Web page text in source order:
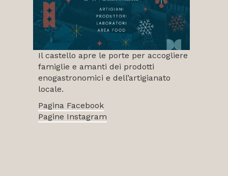
Il castello apre le porte per accogliere
famiglie e amanti dei prodotti
enogastronomici e dell’artigianato
locale.
Pagina Facebook
Pagine Instagram